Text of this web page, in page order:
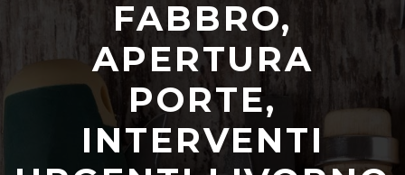
FABBRO,
APERTURA
PORTE,
INTERVENTI